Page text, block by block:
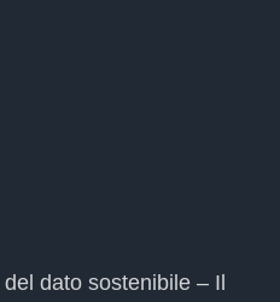
dato sostenibile – Il